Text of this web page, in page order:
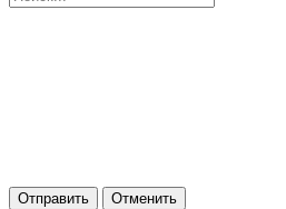
Отправить Отменить